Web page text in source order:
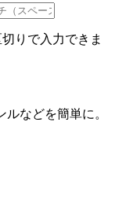
りで入力できま
などを簡単に。